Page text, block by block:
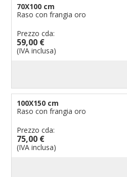
70X100 cm
Raso con frangia oro
Prezzo cda:
59,00 €
(IVA inclusa)
100X150 cm
Raso con frangia oro
Prezzo cda:
75,00 €
(IVA inclusa)